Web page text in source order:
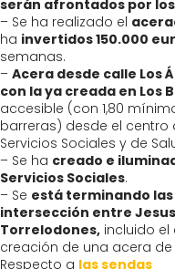
serán afrontados por
– Se ha realizado el
ha invertidos 150.000
semanas.
– Acera desde calle Los
con la ya creada en Los
accesible (con 1,80
barreras) desde el
Servicios Sociales y de
– Se ha creado e
Servicios Sociales.
– Se está terminando
intersección entre
Torrelodones, incluido
creación de una acera de
Respecto a las sendas